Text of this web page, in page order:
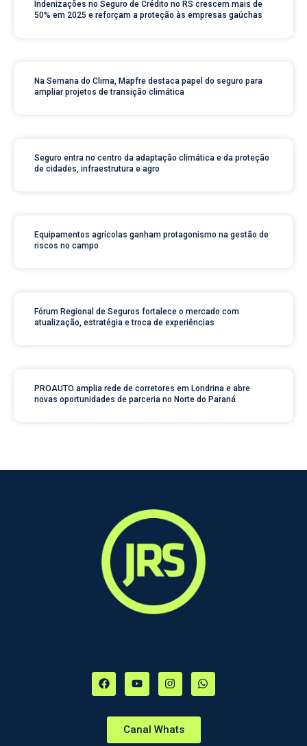
Indenizações no Seguro de Crédito no RS crescem mais de
50% em 2025 e reforçam a proteção às empresas gaúchas
Na Semana do Clima, Mapfre destaca papel do seguro para
ampliar projetos de transição climática
Seguro entra no centro da adaptação climática e da proteção
de cidades, infraestrutura e agro
Equipamentos agrícolas ganham protagonismo na gestão de
riscos no campo
Fórum Regional de Seguros fortalece o mercado com
atualização, estratégia e troca de experiências
PROAUTO amplia rede de corretores em Londrina e abre
novas oportunidades de parceria no Norte do Paraná
Canal Whats